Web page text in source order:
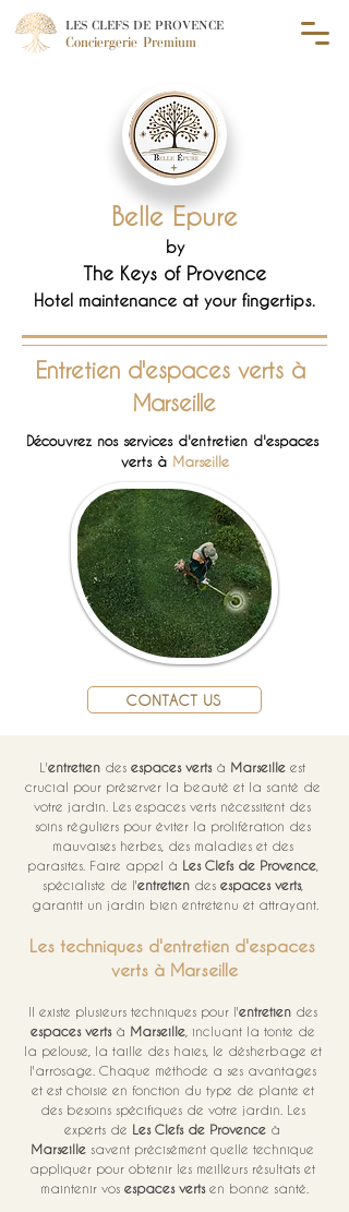
LES CLEFS DE PROVENCE
Conciergerie Premium
Belle Epure
by
The Keys of Provence
Hotel maintenance at your fingertips.
Entretien d'espaces verts à
Marseille
Découvrez nos services d'entretien d'espaces
verts à Marseille
CONTACT US
L'entretien des espaces verts à Marseille est
crucial pour préserver la beauté et la santé de
votre jardin. Les espaces verts nécessitent des
soins réguliers pour éviter la prolifération des
mauvaises herbes, des maladies et des
parasites. Faire appel à Les Clefs de Provence,
spécialiste de l'entretien des espaces verts,
garantit un jardin bien entretenu et attrayant.
Les techniques d'entretien d'espaces
verts à Marseille
Il existe plusieurs techniques pour l'entretien des
espaces verts à Marseille, incluant la tonte de
la pelouse, la taille des haies, le désherbage et
l'arrosage. Chaque méthode a ses avantages
et est choisie en fonction du type de plante et
des besoins spécifiques de votre jardin. Les
experts de Les Clefs de Provence à
Marseille savent précisément quelle technique
appliquer pour obtenir les meilleurs résultats et
maintenir vos espaces verts en bonne santé.